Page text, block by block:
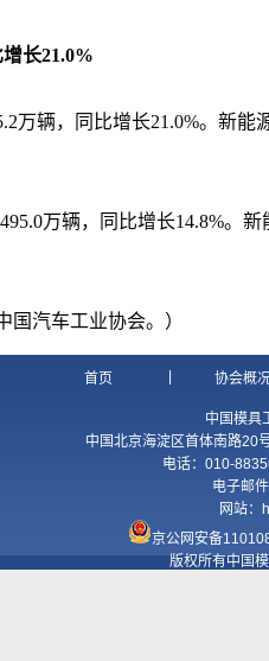
长21.0%
万辆，同比增长21.0%。新能
万辆，同比增长14.8%。
国汽车工业协会。）
首页 协会概
中国模具
中国北京海淀区首体南路20
电话：010-
电子邮
网站：
京公网安备
版权所有中国